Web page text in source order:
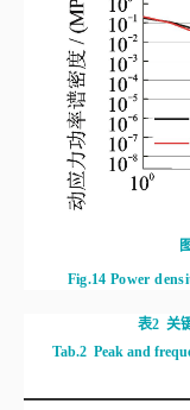
Fig.14
Power
/Hz
/(MPa